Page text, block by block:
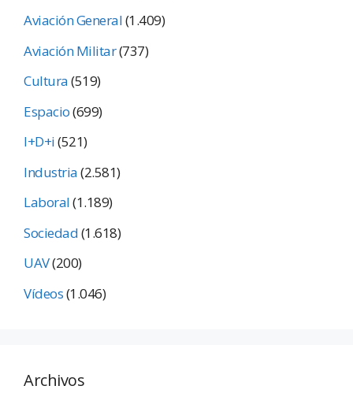
Aviación General(1.409)
Aviación Militar(737)
Cultura(519)
Espacio(699)
I+D+i(521)
Industria(2.581)
Laboral(1.189)
Sociedad(1.618)
UAV(200)
Vídeos(1.046)
Archivos